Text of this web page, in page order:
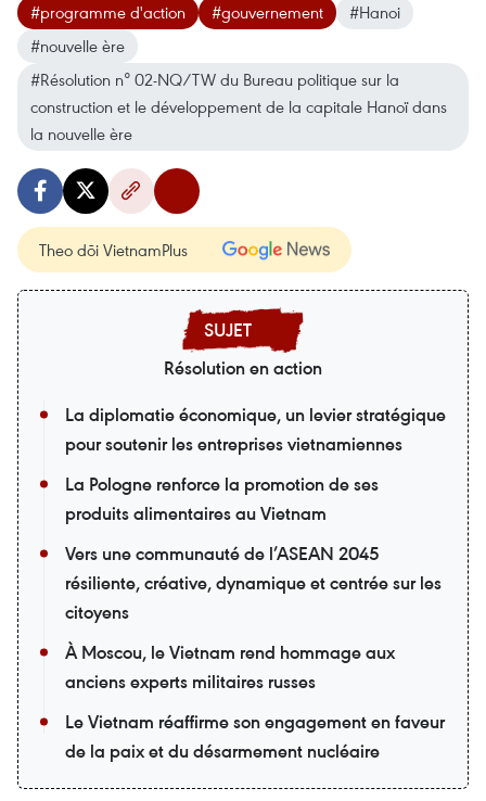
#programme d'action #gouvernement
#Hanoi
#nouvelle ère
#Résolution n° 02-NQ/TW du Bureau politique sur la
construction et le développement de la capitale Hanoï dans
la nouvelle ère
Theo dõi VietnamPlus
Résolution en action
La diplomatie économique, un levier stratégique
pour soutenir les entreprises vietnamiennes
La Pologne renforce la promotion de ses
produits alimentaires au Vietnam
Vers une communauté de l’ASEAN 2045
résiliente, créative, dynamique et centrée sur les
citoyens
À Moscou, le Vietnam rend hommage aux
anciens experts militaires russes
Le Vietnam réaffirme son engagement en faveur
de la paix et du désarmement nucléaire